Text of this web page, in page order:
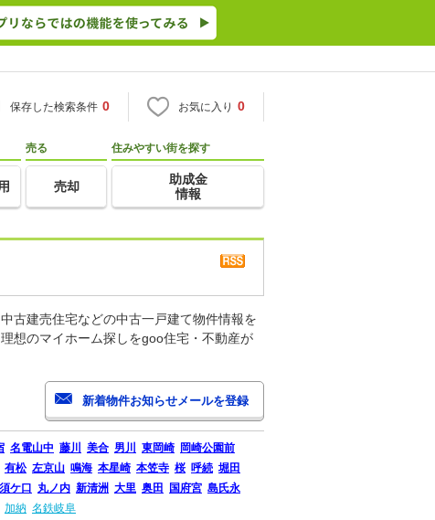
保存した検索条件 0 お気に入り 0
売る
売却
住みやすい街を探す
助成金
情報
古建売住宅などの中古一戸建て物件情報を
想のマイホーム探しをgoo住宅・不動産が
名電山中 藤川 美合 男川 東岡崎 岡崎公園前
有松 左京山 鳴海 本星崎 本笠寺 桜 呼続 堀田
須ケ口 丸ノ内 新清洲 大里 奥田 国府宮 島氏永
加納 名鉄岐阜